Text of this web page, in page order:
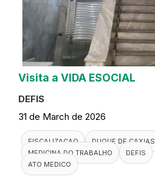
Visita a VIDA ESOCIAL
DEFIS
31 de March de 2026
FISCALIZACAO
DUQUE DE CAXIAS
MEDICINA DO TRABALHO
DEFIS
ATO MEDICO